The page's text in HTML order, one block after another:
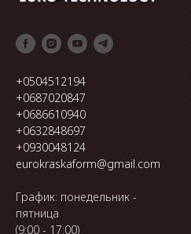
+0504512194
+0687020847
+0686610940
+0632848697
+0930048124
eurokraskaform@gmail.com
График: понедельник -
пятница
(9:00 - 17:00)